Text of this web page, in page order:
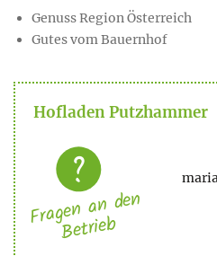
Genuss Region Österreich
Gutes vom Bauernhof
Hofladen Putzhammer
Fragen an den
Betrieb